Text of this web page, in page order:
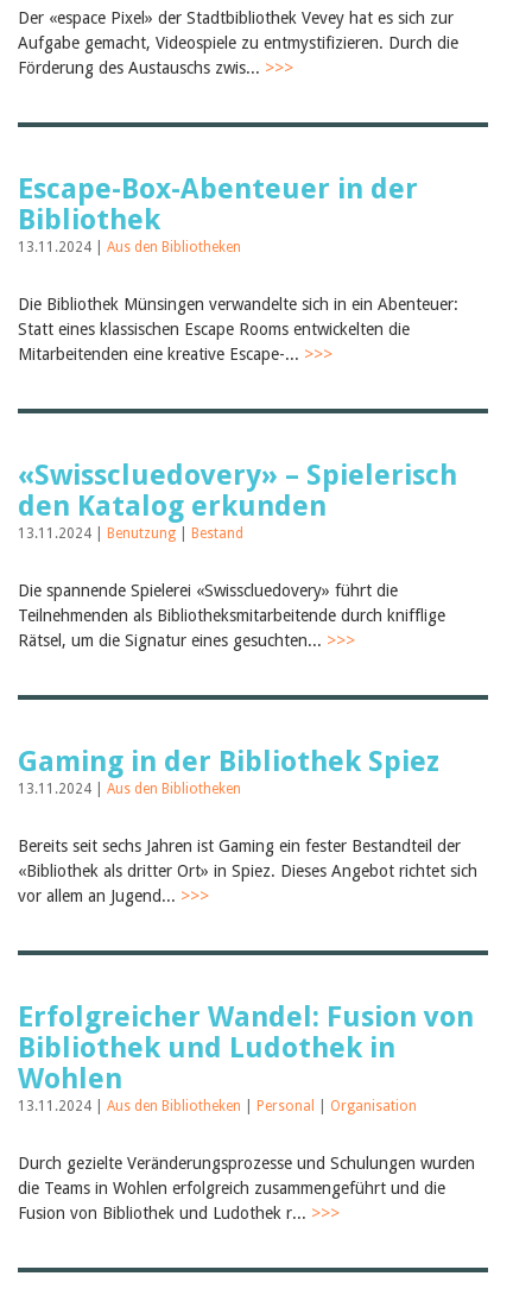
Der «espace Pixel» der Stadtbibliothek Vevey hat es sich zur
Aufgabe gemacht, Videospiele zu entmystifizieren. Durch die
Förderung des Austauschs zwis... >>>
Escape-Box-Abenteuer in der
Bibliothek
13.11.2024 | Aus den Bibliotheken
Die Bibliothek Münsingen verwandelte sich in ein Abenteuer:
Statt eines klassischen Escape Rooms entwickelten die
Mitarbeitenden eine kreative Escape-... >>>
«Swisscluedovery» – Spielerisch
den Katalog erkunden
13.11.2024 | Benutzung Bestand
Die spannende Spielerei «Swisscluedovery» führt die
Teilnehmenden als Bibliotheksmitarbeitende durch knifflige
Rätsel, um die Signatur eines gesuchten... >>>
Gaming in der Bibliothek Spiez
13.11.2024 | Aus den Bibliotheken
Bereits seit sechs Jahren ist Gaming ein fester Bestandteil der
«Bibliothek als dritter Ort» in Spiez. Dieses Angebot richtet sich
vor allem an Jugend... >>>
Erfolgreicher Wandel: Fusion von
Bibliothek und Ludothek in
Wohlen
13.11.2024 | Aus den Bibliotheken Personal Organisation
Durch gezielte Veränderungsprozesse und Schulungen wurden
die Teams in Wohlen erfolgreich zusammengeführt und die
Fusion von Bibliothek und Ludothek r... >>>